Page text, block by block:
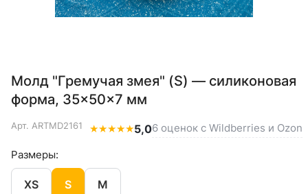
Молд "Гремучая змея" (S) — силиконовая
форма, 35×50×7 мм
Арт. ARTMD2161 ★★★★★5,06 оценок с Wildberries и Ozon
Размеры:
XS S M